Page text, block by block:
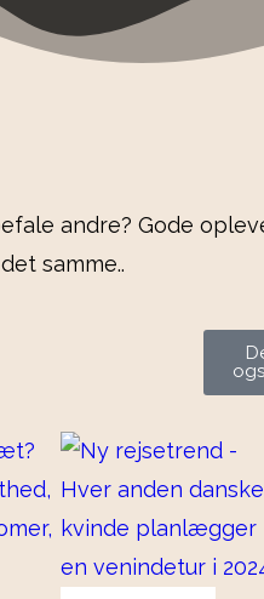
andre? Gode
samme..